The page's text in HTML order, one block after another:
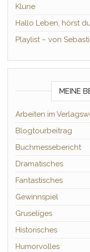
Klune
Hallo Leben, hörst
Playlist – von
MEINE
Arbeiten im
Blogtourbeitrag
Buchmessebericht
Dramatisches
Fantastisches
Gewinnspiel
Gruseliges
Historisches
Humorvolles